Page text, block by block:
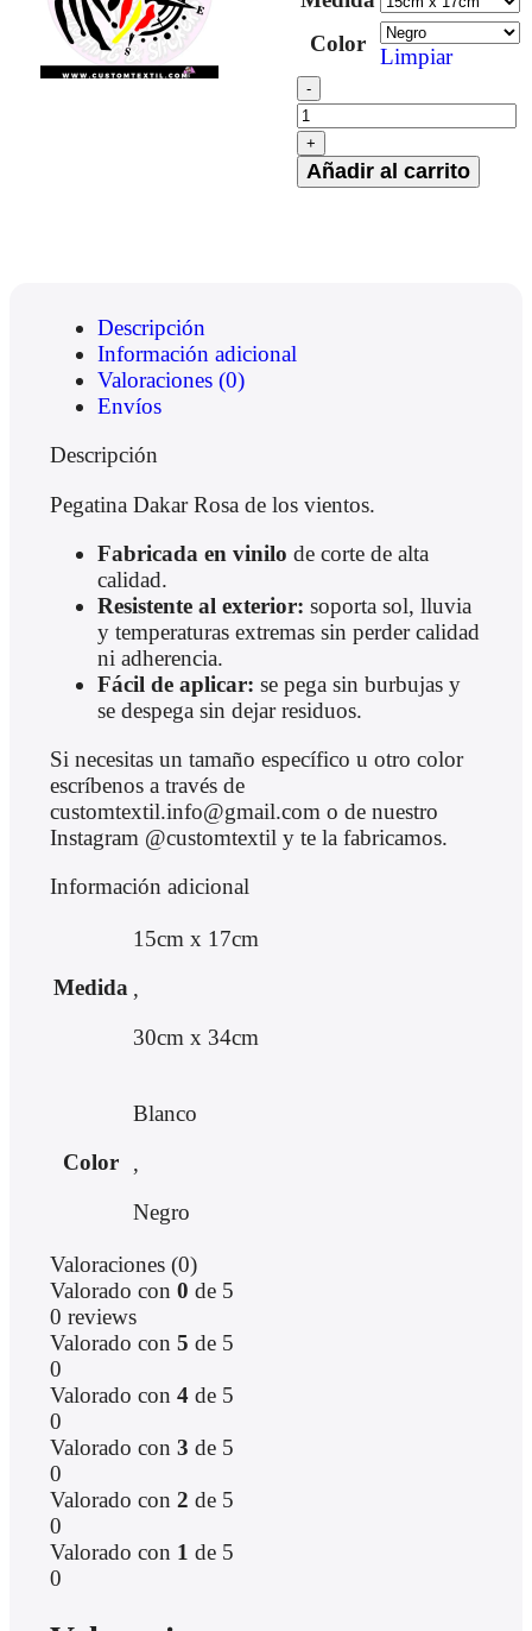
Color
Limpiar
Añadir al carrito
Descripción
Información adicional
Valoraciones (0)
Envíos
Descripción
Pegatina Dakar Rosa de los vientos.
Fabricada en vinilo de corte de alta
calidad.
Resistente al exterior: soporta sol, lluvia
y temperaturas extremas sin perder calidad
ni adherencia.
Fácil de aplicar: se pega sin burbujas y
se despega sin dejar residuos.
Si necesitas un tamaño específico u otro color
escríbenos a través de
customtextil.info@gmail.com o de nuestro
Instagram @customtextil y te la fabricamos.
Información adicional
Medida
15cm x 17cm
,
30cm x 34cm
Color
Blanco
,
Negro
Valoraciones (0)
Valorado con 0 de 5
0 reviews
Valorado con 5 de 5
0
Valorado con 4de 5
0
Valorado con 3 de 5
0
Valorado con 2 de 5
0
Valorado con 1 de 5
0